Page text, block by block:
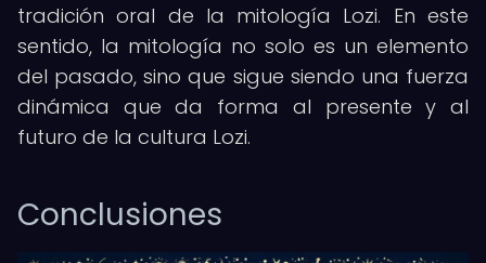
tradición oral de la mitología Lozi. En este
sentido, la mitología no solo es un elemento
del pasado, sino que sigue siendo una fuerza
dinámica que da forma al presente y al
futuro de la cultura Lozi.
Conclusiones